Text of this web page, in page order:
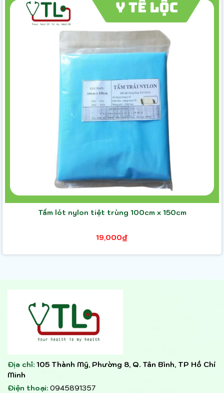
Tấm lót nylon tiệt trùng 100cm x 150cm
19,000₫
Địa chỉ: 105 Thành Mỹ, Phường 8, Q. Tân Bình, TP Hồ Chí
Minh
Điện thoại: 0945891357